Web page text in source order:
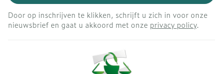
Door op inschrijven te klikken, schrijft u zich in voor onze
nieuwsbrief en gaat u akkoord met onze privacy policy.